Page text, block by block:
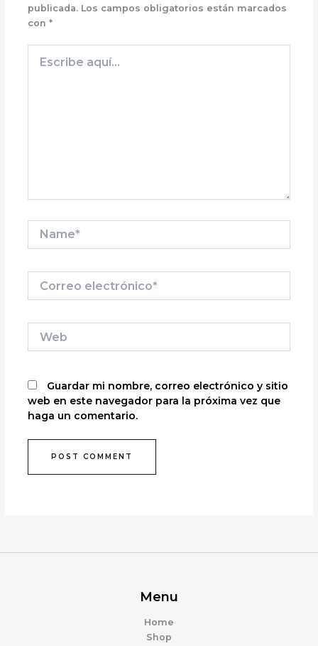
publicada. Los campos obligatorios están marcados
con *
aquí...
Name*
electrónico*
Guardar mi nombre, correo electrónico y sitio
web en este navegador para la próxima vez que
haga un comentario.
Menu
Home
Shop